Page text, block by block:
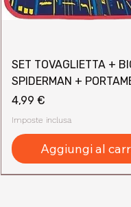
SET TOVAGLIETTA +
SPIDERMAN +
Prezzo
4,99 €
Imposte inclusa
Aggiungi al